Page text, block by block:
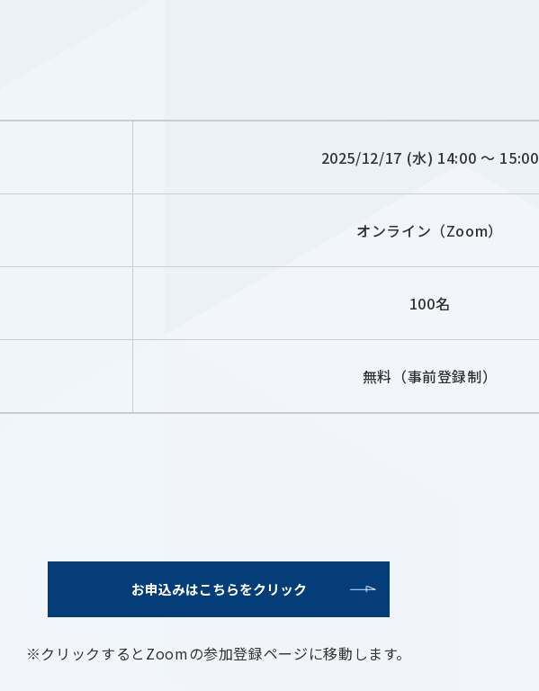
2025/12/17 (水) 14:00 〜 15:00
オンライン（Zoom）
100名
無料（事前登録制）
お申込みはこちらをクリック
※クリックするとZoomの参加登録ページに移動します。